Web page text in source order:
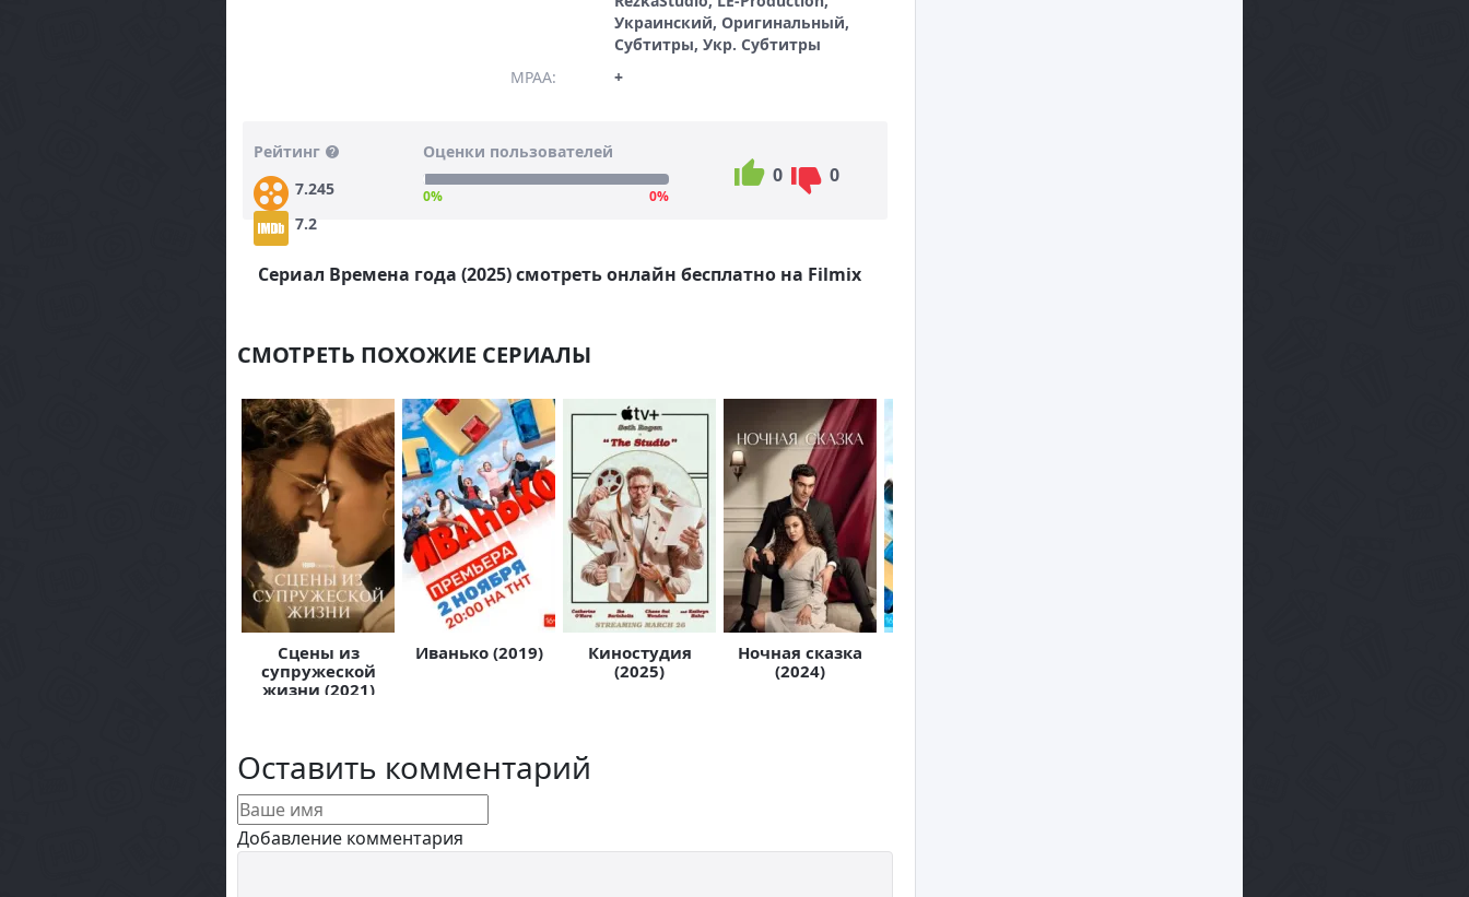
Украинский, Оригинальный,
Субтитры, Укр. Субтитры
MPAA:
+
Рейтинг
7.245
7.2
Оценки пользователей
0% 0%
0 0
Сериал Времена года (2025) смотреть онлайн бесплатно на Filmix
СМОТРЕТЬ ПОХОЖИЕ СЕРИАЛЫ
Сцены из
супружеской
жизни (2021)
Иванько (2019)
Киностудия
(2025)
Ночная сказка
(2024)
Оставить комментарий
Добавление комментария